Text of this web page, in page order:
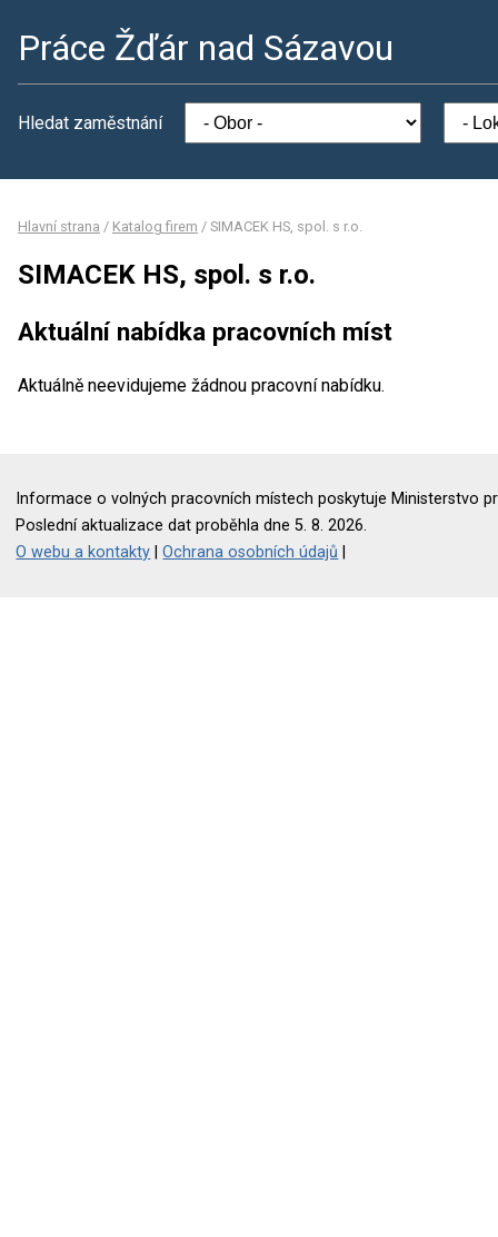
Práce Žďár nad Sázavou
Hledat zaměstnání
Hlavní strana / Katalog firem / SIMACEK HS, spol. s r.o.
SIMACEK HS, spol. s r.o.
Aktuální nabídka pracovních míst
Aktuálně neevidujeme žádnou pracovní nabídku.
Informace o volných pracovních místech poskytuje Ministerstvo
Poslední aktualizace dat proběhla dne 5. 8. 2026.
O webu a kontakty |Ochrana osobních údajů